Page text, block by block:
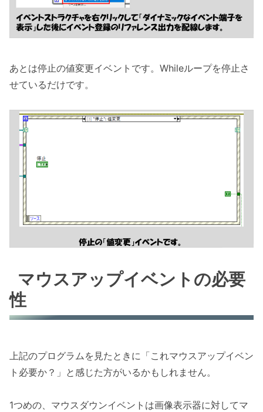
あとは停止の値変更イベントです。Whileループを停止さ
せているだけです。
マウスアップイベントの必要
性
上記のプログラムを見たときに「これマウスアップイベン
ト必要か？」と感じた方がいるかもしれません。
1つめの、マウスダウンイベントは画像表示器に対してマ